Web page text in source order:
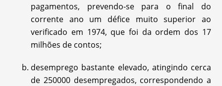
pagamentos, prevendo-se para o final do
corrente ano um défice muito superior ao
verificado em 1974, que foi da ordem dos 17
milhões de contos;
desemprego bastante elevado, atingindo cerca
de 250000 desempregados, correspondendo a